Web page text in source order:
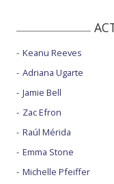
Keanu Reeves
Adriana Ugarte
Jamie Bell
Zac Efron
Raúl Mérida
Emma Stone
Michelle Pfeiffer